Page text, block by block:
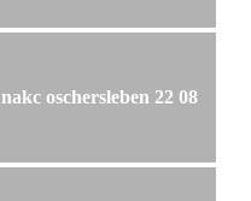
nakc oschersleben 22 08